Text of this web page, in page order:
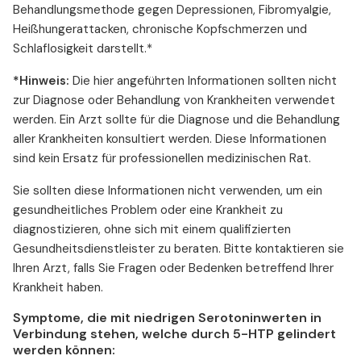
Behandlungsmethode gegen Depressionen, Fibromyalgie,
Heißhungerattacken, chronische Kopfschmerzen und
Schlaflosigkeit darstellt.*
*Hinweis: Die hier angeführten Informationen sollten nicht
zur Diagnose oder Behandlung von Krankheiten verwendet
werden. Ein Arzt sollte für die Diagnose und die Behandlung
aller Krankheiten konsultiert werden. Diese Informationen
sind kein Ersatz für professionellen medizinischen Rat.
Sie sollten diese Informationen nicht verwenden, um ein
gesundheitliches Problem oder eine Krankheit zu
diagnostizieren, ohne sich mit einem qualifizierten
Gesundheitsdienstleister zu beraten. Bitte kontaktieren sie
Ihren Arzt, falls Sie Fragen oder Bedenken betreffend Ihrer
Krankheit haben.
Symptome, die mit niedrigen Serotoninwerten in
Verbindung stehen, welche durch 5-HTP gelindert
werden können: